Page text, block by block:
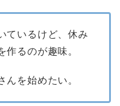
ているけど、休み
作るのが趣味。
んを始めたい。